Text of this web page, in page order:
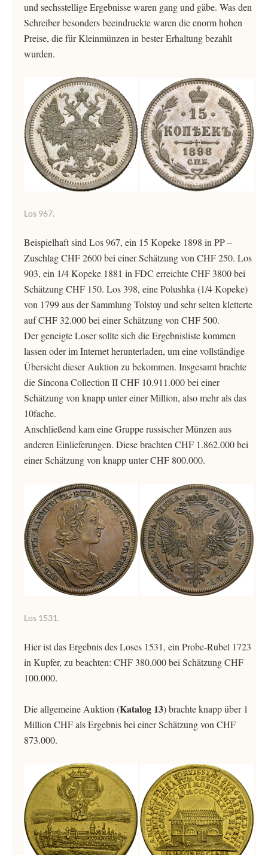
und sechsstellige Ergebnisse waren gang und gäbe. Was den
Schreiber besonders beeindruckte waren die enorm hohen
Preise, die für Kleinmünzen in bester Erhaltung bezahlt
wurden.
Los 967.
Beispielhaft sind Los 967, ein 15 Kopeke 1898 in PP –
Zuschlag CHF 2600 bei einer Schätzung von CHF 250. Los
903, ein 1/4 Kopeke 1881 in FDC erreichte CHF 3800 bei
Schätzung CHF 150. Los 398, eine Polushka (1/4 Kopeke)
von 1799 aus der Sammlung Tolstoy und sehr selten kletterte
auf CHF 32.000 bei einer Schätzung von CHF 500.
Der geneigte Loser sollte sich die Ergebnisliste kommen
lassen oder im Internet herunterladen, um eine vollständige
Übersicht dieser Auktion zu bekommen. Insgesamt brachte
die Sincona Collection II CHF 10.911.000 bei einer
Schätzung von knapp unter einer Million, also mehr als das
10fache.
Anschließend kam eine Gruppe russischer Münzen aus
anderen Einlieferungen. Diese brachten CHF 1.862.000 bei
einer Schätzung von knapp unter CHF 800.000.
Los 1531.
Hier ist das Ergebnis des Loses 1531, ein Probe-Rubel 1723
in Kupfer, zu beachten: CHF 380.000 bei Schätzung CHF
100.000.
Die allgemeine Auktion (Katalog 13) brachte knapp über 1
Million CHF als Ergebnis bei einer Schätzung von CHF
873.000.